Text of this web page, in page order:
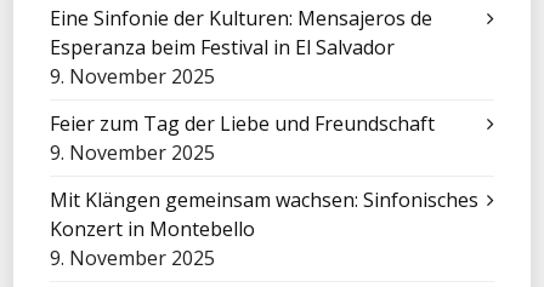
Eine Sinfonie der Kulturen: Mensajeros de
Esperanza beim Festival in El Salvador
9. November 2025
Feier zum Tag der Liebe und Freundschaft
9. November 2025
Mit Klängen gemeinsam wachsen: Sinfonisches
Konzert in Montebello
9. November 2025